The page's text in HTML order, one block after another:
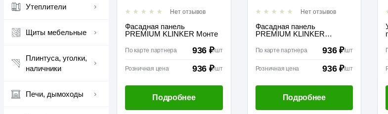
Утеплители
Щиты мебельные
Плинтуса, уголки,
наличники
Печи, дымоходы
Нет отзывов
Фасадная панель
PREMIUM KLINKER Монте
По карте партнера 936 ₽/шт
Розничная цена 936 ₽/шт
Подробнее
Нет отзывов
Фасадная панель
PREMIUM KLINKER
По карте партнера 936 ₽/шт
Розничная цена 936 ₽/шт
Подробнее